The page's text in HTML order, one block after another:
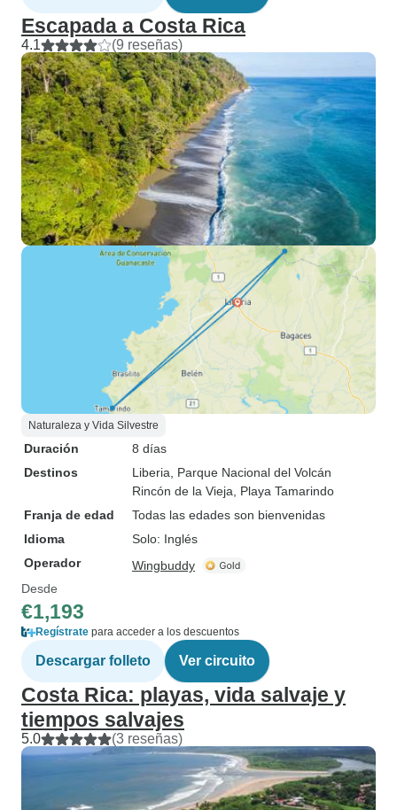
Escapada a Costa Rica
4.1 (9 reseñas)
Naturaleza y Vida Silvestre
Duración
8 días
Destinos
Liberia , Parque Nacional del Volcán
Rincón de la Vieja , Playa Tamarindo
Franja de edad
Todas las edades son bienvenidas
Idioma
Solo: Inglés
Operador
Wingbuddy
Desde
€1,193
Regístrate para acceder a los descuentos
Descargar folleto Ver circuito
Costa Rica: playas, vida salvaje y
tiempos salvajes
5.0 (3 reseñas)